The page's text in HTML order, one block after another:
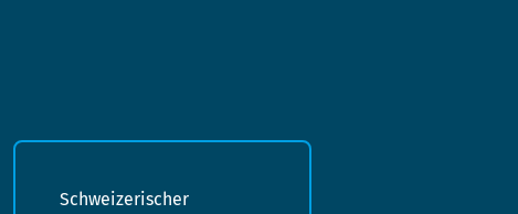
Schweizerischer